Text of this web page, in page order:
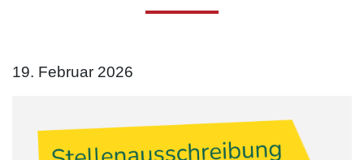
19. Februar 2026